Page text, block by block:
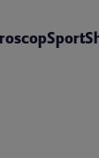
Sport